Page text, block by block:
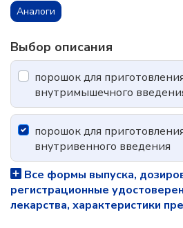
Аналоги
Выбор описания
порошок для
внутримышечного
порошок для
внутривенного введения
Все формы выпуска,
регистрационные
лекарства, характеристики